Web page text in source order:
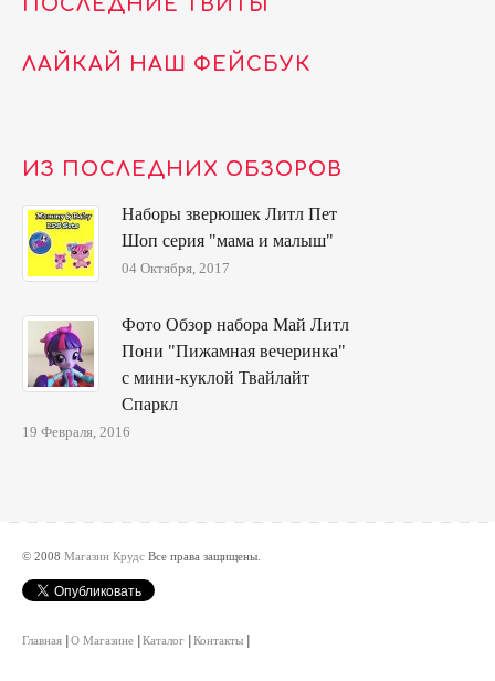
ПОСЛЕДНИЕ ТВИТЫ
ЛАЙКАЙ НАШ ФЕЙСБУК
ИЗ ПОСЛЕДНИХ ОБЗОРОВ
Наборы зверюшек Литл Пет
Шоп серия "мама и малыш"
04 Октября, 2017
Фото Обзор набора Май Литл
Пони "Пижамная вечеринка"
с мини-куклой Твайлайт
Спаркл
19 Февраля, 2016
© 2008 Магазин Крудс Все права защищены.
Главная О Магазине Каталог Контакты